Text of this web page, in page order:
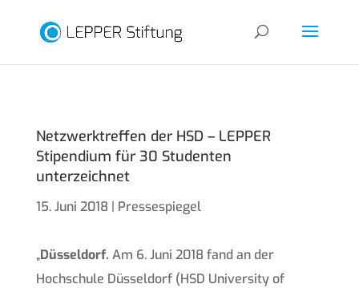
Netzwerktreffen der HSD – LEPPER
Stipendium für 30 Studenten
unterzeichnet
15. Juni 2018 | Pressespiegel
„Düsseldorf. Am 6. Juni 2018 fand an der
Hochschule Düsseldorf (HSD University of